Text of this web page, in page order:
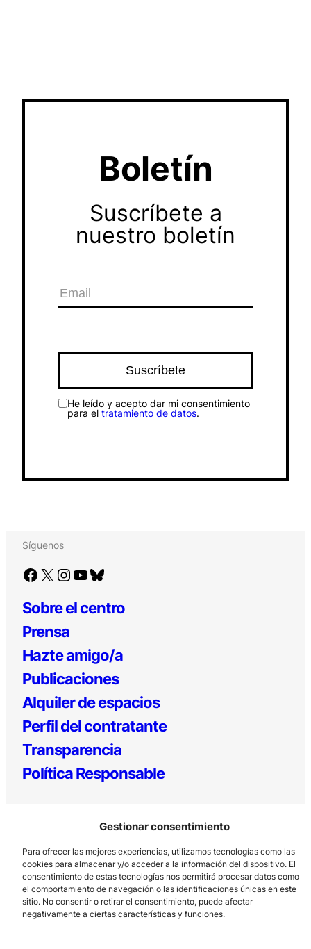
Gestionar consentimiento
Para ofrecer las mejores experiencias, utilizamos tecnologías como las
cookies para almacenar y/o acceder a la información del dispositivo. El
consentimiento de estas tecnologías nos permitirá procesar datos como
el comportamiento de navegación o las identificaciones únicas en este
sitio. No consentir o retirar el consentimiento, puede afectar
negativamente a ciertas características y funciones.
Boletín
Suscríbete a
nuestro boletín
He leído y acepto dar mi consentimiento
para el tratamiento de datos.
Síguenos
Facebook X Instagram YouTube Bluesky
Sobre el centro
Prensa
Hazte amigo/a
Publicaciones
Alquiler de espacios
Perfil del contratante
Transparencia
Política Responsable
Los Prados, 121 – 33203 Gijón
985 185 577 – info@laboralcentrodearte.org